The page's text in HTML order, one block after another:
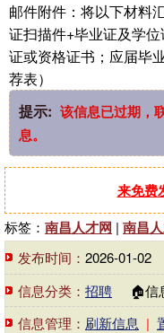
邮件附件：将以下材料
证扫描件+毕业证及学
证或资格证书；应届毕
荐表）
提示: 该信息已过期，
息。
来免费
标签： 南昌人才网 | 南昌
发布时间： 2026-01-02
信息分类： 招聘 🏠信
信息管理： 刷新信息 |